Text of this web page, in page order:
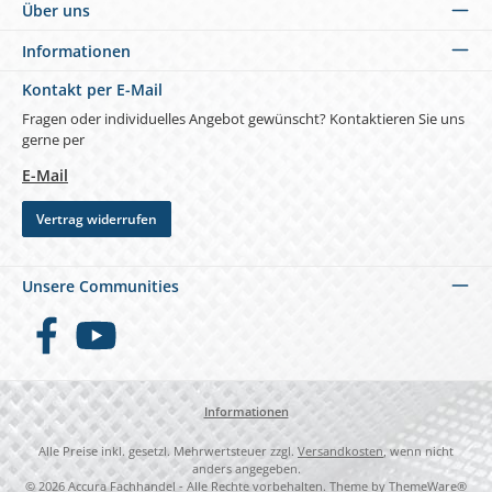
Über uns
Informationen
Kontakt per E-Mail
Fragen oder individuelles Angebot gewünscht? Kontaktieren Sie uns
gerne per
E-Mail
Vertrag widerrufen
Unsere Communities
FacebookYouTube
Informationen
Alle Preise inkl. gesetzl. Mehrwertsteuer zzgl. Versandkosten, wenn nicht
anders angegeben.
© 2026 Accura Fachhandel - Alle Rechte vorbehalten. Theme by ThemeWare®